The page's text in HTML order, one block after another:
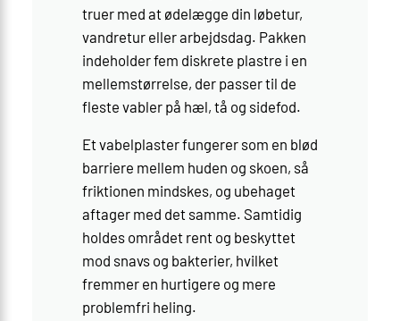
truer med at ødelægge din løbetur,
vandretur eller arbejdsdag. Pakken
indeholder fem diskrete plastre i en
mellemstørrelse, der passer til de
fleste vabler på hæl, tå og sidefod.
Et vabelplaster fungerer som en blød
barriere mellem huden og skoen, så
friktionen mindskes, og ubehaget
aftager med det samme. Samtidig
holdes området rent og beskyttet
mod snavs og bakterier, hvilket
fremmer en hurtigere og mere
problemfri heling.